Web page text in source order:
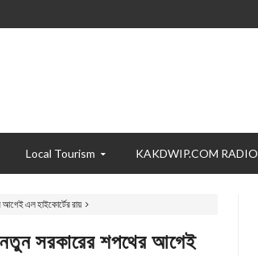
Local Tourism KAKDWIP.COM RADIO
এল হাইকোর্টের রায়
সরকারের শপথের আগেই